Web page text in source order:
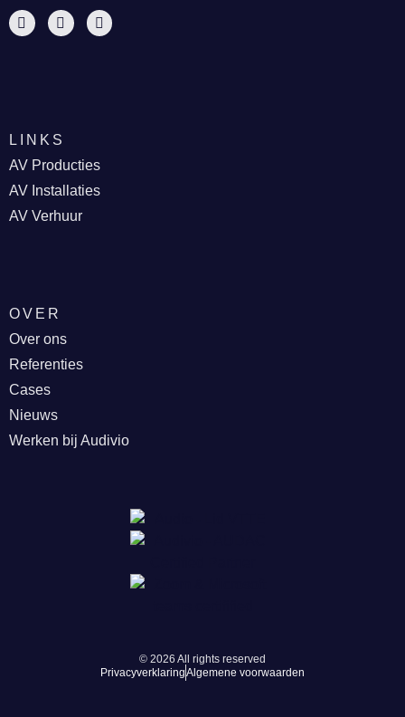
LINKS
AV Producties
AV Installaties
AV Verhuur
OVER
Over ons
Referenties
Cases
Nieuws
Werken bij Audivio
© 2026 All rights reserved
PrivacyverklaringAlgemene voorwaarden